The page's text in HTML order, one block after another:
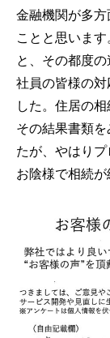
金融機関が多
ことと思いま
と、その都度の
社員の皆様の
した。住居の相
その結果書類
たが、やはりプ
お陰様で相続が